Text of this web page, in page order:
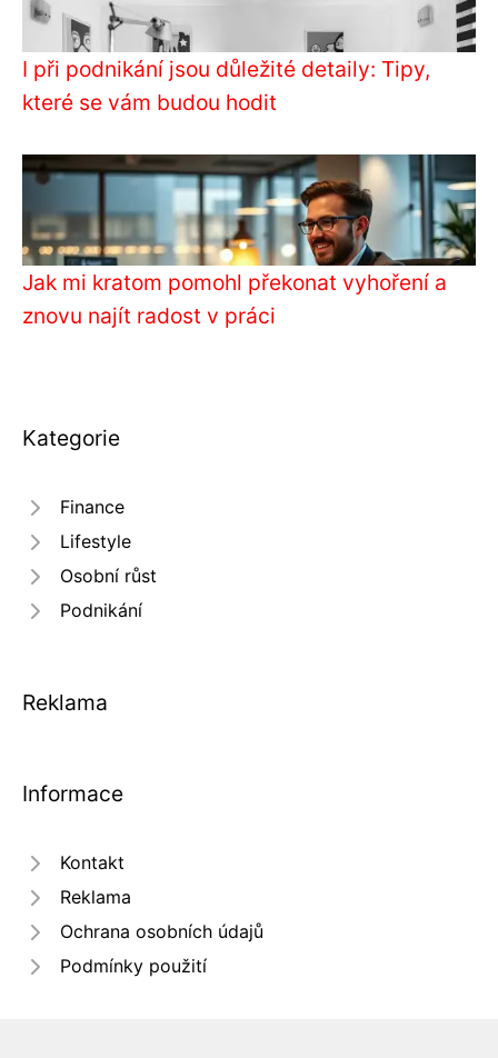
I při podnikání jsou důležité detaily: Tipy,
které se vám budou hodit
Jak mi kratom pomohl překonat vyhoření a
znovu najít radost v práci
Kategorie
Finance
Lifestyle
Osobní růst
Podnikání
Reklama
Informace
Kontakt
Reklama
Ochrana osobních údajů
Podmínky použití